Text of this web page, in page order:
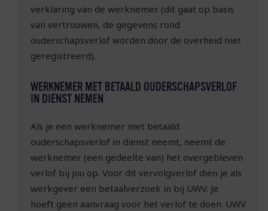
verklaring van de werknemer (dit gaat op basis
van vertrouwen, de gegevens rond
ouderschapsverlof worden door de overheid niet
geregistreerd).
WERKNEMER MET BETAALD OUDERSCHAPSVERLOF
IN DIENST NEMEN
Als je een werknemer met betaald
ouderschapsverlof in dienst neemt, neemt de
werknemer (een gedeelte van) het overgebleven
verlof bij jou op. Voor dit vervolgverlof dien je als
werkgever een betaalverzoek in bij UWV. Je
hoeft geen aanvraag voor het verlof te doen. UWV